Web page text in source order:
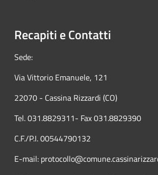
Recapiti e Contatti
Sede:
Via Vittorio Emanuele, 121
22070 - Cassina Rizzardi (CO)
Tel. 031.8829311- Fax 031.8829390
C.F./P.I. 00544790132
E-mail: